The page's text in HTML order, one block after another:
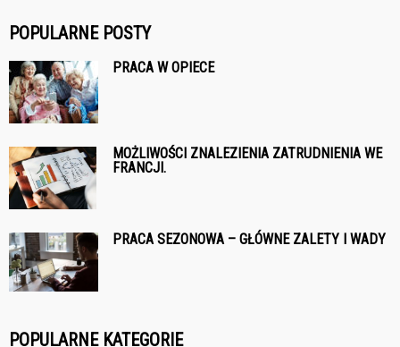
POPULARNE POSTY
PRACA W OPIECE
MOŻLIWOŚCI ZNALEZIENIA ZATRUDNIENIA WE
FRANCJI.
PRACA SEZONOWA – GŁÓWNE ZALETY I WADY
POPULARNE KATEGORIE